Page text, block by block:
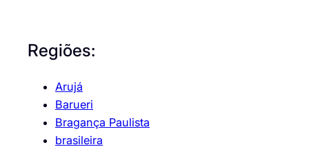
Regiões:
Arujá
Barueri
Bragança Paulista
brasileira